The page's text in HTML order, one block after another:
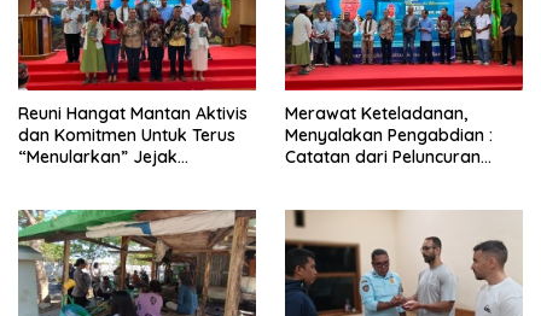
Reuni Hangat Mantan Aktivis
dan Komitmen Untuk Terus
“Menularkan” Jejak
Merawat Keteladanan,
Menyalakan Pengabdian :
Catatan dari Peluncuran